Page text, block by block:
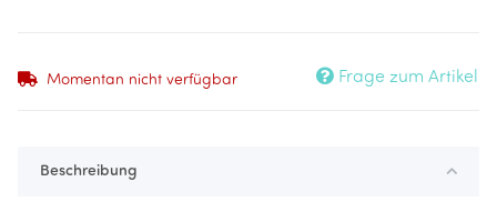
Momentan nicht verfügbar Frage zum Artikel
Beschreibung